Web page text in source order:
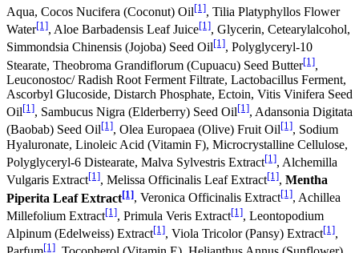
Aqua, Cocos Nucifera (Coconut) Oil[1], Tilia Platyphyllos Flower
Water[1], Aloe Barbadensis Leaf Juice[1], Glycerin, Cetearylalcohol,
Simmondsia Chinensis (Jojoba) Seed Oil[1], Polyglyceryl-10
Stearate, Theobroma Grandiflorum (Cupuacu) Seed Butter[1],
Leuconostoc/ Radish Root Ferment Filtrate, Lactobacillus Ferment,
Ascorbyl Glucoside, Distarch Phosphate, Ectoin, Vitis Vinifera Seed
Oil[1], Sambucus Nigra (Elderberry) Seed Oil[1], Adansonia Digitata
(Baobab) Seed Oil[1], Olea Europaea (Olive) Fruit Oil[1], Sodium
Hyaluronate, Linoleic Acid (Vitamin F), Microcrystalline Cellulose,
Polyglyceryl-6 Distearate, Malva Sylvestris Extract[1], Alchemilla
Vulgaris Extract[1], Melissa Officinalis Leaf Extract[1], Mentha
Piperita Leaf Extract[1], Veronica Officinalis Extract[1], Achillea
Millefolium Extract[1], Primula Veris Extract[1], Leontopodium
Alpinum (Edelweiss) Extract[1], Viola Tricolor (Pansy) Extract[1],
[1]